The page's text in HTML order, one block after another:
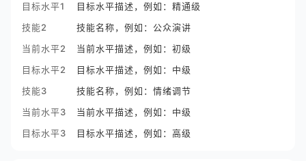
目标水平1
目标水平描述，例如：精通级
技能2
技能名称，例如：公众演讲
当前水平2
当前水平描述，例如：初级
目标水平2
目标水平描述，例如：中级
技能3
技能名称，例如：情绪调节
当前水平3
当前水平描述，例如：中级
目标水平3
目标水平描述，例如：高级